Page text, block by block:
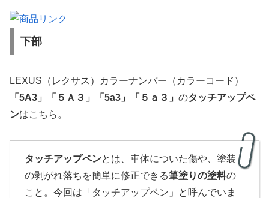
下部
LEXUS（レクサス）カラーナンバー（カラーコード）
「 5A3」 「５Ａ３」 「5a3」「５ａ３」 のタッチアップペ
ンはこちら。
タッチアップペンとは、車体についた傷や、塗装
の剥がれ落ちを簡単に修正できる筆塗りの塗料の
こと。今回は「タッチアップペン」と呼んでいま